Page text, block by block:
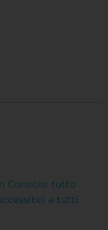
Console: tutto
a tutti